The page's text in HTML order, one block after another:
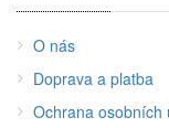
O nás
Doprava a platba
Ochrana osobních